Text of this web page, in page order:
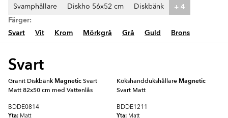
Svamphållare Diskho 56x52 cm Diskbänk
+ 4
Färger:
Svart
Vit Krom Mörkgrå Grå Guld Brons
Svart
Granit Diskbänk MagneticSvart
Matt 82x50 cm med Vattenlås
BDDE0814
Yta: Matt
Kökshanddukshållare Magnetic
Svart Matt
BDDE1211
Yta: Matt